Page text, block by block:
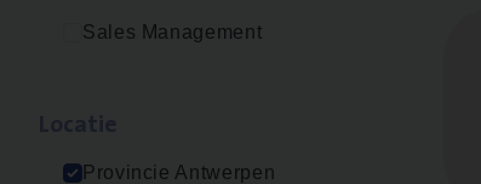
Sales Management
Provincie Antwerpen